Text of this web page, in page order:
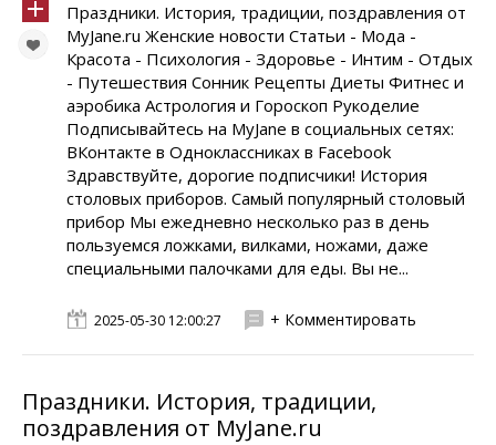
Праздники. История, традиции, поздравления от
MyJane.ru Женские новости Статьи - Мода -
Красота - Психология - Здоровье - Интим - Отдых
- Путешествия Сонник Рецепты Диеты Фитнес и
аэробика Астрология и Гороскоп Рукоделие
Подписывайтесь на MyJane в социальных сетях:
ВКонтакте в Одноклассниках в Facebook
Здравствуйте, дорогие подписчики! История
столовых приборов. Самый популярный столовый
прибор Мы ежедневно несколько раз в день
пользуемся ложками, вилками, ножами, даже
специальными палочками для еды. Вы не...
2025-05-30 12:00:27 + Комментировать
Праздники. История, традиции,
поздравления от MyJane.ru